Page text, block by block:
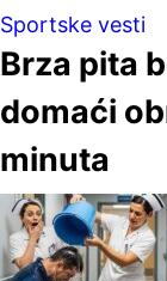
Sportske vesti
Brza pita
domaći
minuta